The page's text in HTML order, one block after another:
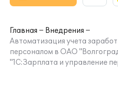
Главная
Внедрения
Автоматизация учета
персоналом в ОАО
"1С:Зарплата и управление